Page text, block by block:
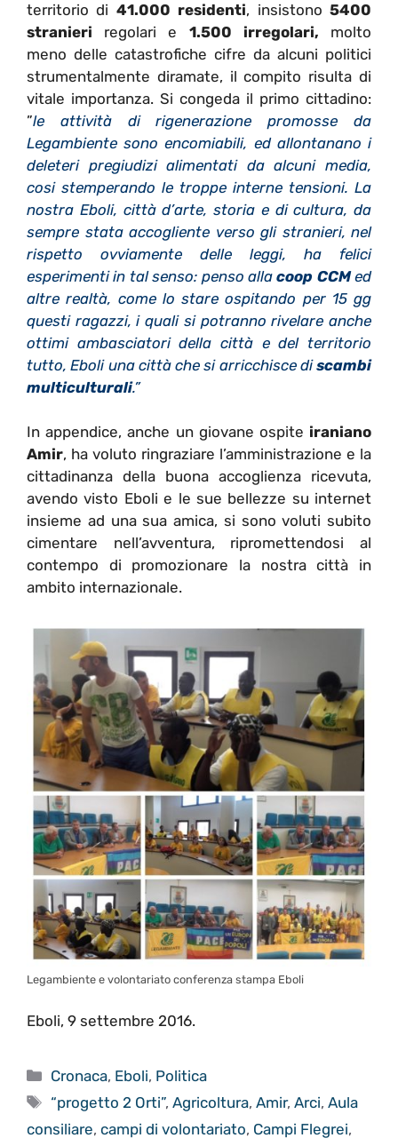
territorio di 41.000 residenti, insistono5400
stranieri regolari e 1.500 irregolari, molto
meno delle catastrofiche cifre da alcuni politici
strumentalmente diramate, il compito risulta di
vitale importanza. Si congeda il primo cittadino:
”le attività di rigenerazione promosse da
Legambiente sono encomiabili, ed allontanano i
deleteri pregiudizi alimentati da alcuni media,
cosi stemperando le troppe interne tensioni. La
nostra Eboli, città d’arte, storia e di cultura, da
sempre stata accogliente verso gli stranieri, nel
rispetto ovviamente delle leggi, ha felici
esperimenti in tal senso: penso allacoop CCMed
altre realtà, come lo stare ospitando per 15 gg
questi ragazzi, i quali si potranno rivelare anche
ottimi ambasciatori della città e del territorio
tutto, Eboli una città che si arricchisce discambi
multiculturali.”
In appendice, anche un giovane ospite iraniano
Amir, ha voluto ringraziare l’amministrazione e la
cittadinanza della buona accoglienza ricevuta,
avendo visto Eboli e le sue bellezze su internet
insieme ad una sua amica, si sono voluti subito
cimentare nell’avventura, ripromettendosi al
contempo di promozionare la nostra città in
ambito internazionale.
Legambiente e volontariato conferenza stampa Eboli
Eboli, 9 settembre 2016.
Categorie
Cronaca, Eboli, Politica
Tag
“progetto 2 Orti”,Agricoltura,Amir,Arci,Aula
consiliare, campi di volontariato, Campi Flegrei,